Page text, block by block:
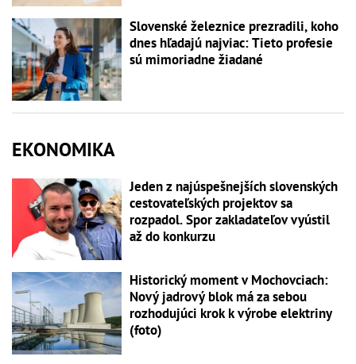
Slovenské železnice prezradili, koho
dnes hľadajú najviac: Tieto profesie
sú mimoriadne žiadané
EKONOMIKA
Jeden z najúspešnejších slovenských
cestovateľských projektov sa
rozpadol. Spor zakladateľov vyústil
až do konkurzu
Historický moment v Mochovciach:
Nový jadrový blok má za sebou
rozhodujúci krok k výrobe elektriny
(foto)